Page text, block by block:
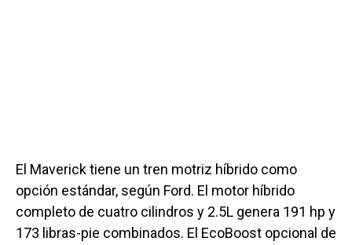
El Maverick tiene un tren motriz híbrido como
opción estándar, según Ford. El motor híbrido
completo de cuatro cilindros y 2.5L genera 191 hp y
173 libras-pie combinados. El EcoBoost opcional de